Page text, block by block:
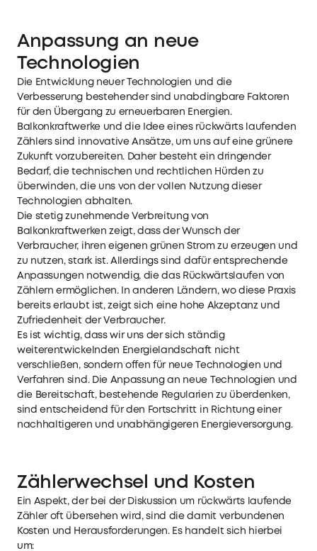
Anpassung an neue
Technologien
Die Entwicklung neuer Technologien und die
Verbesserung bestehender sind unabdingbare Faktoren
für den Übergang zu erneuerbaren Energien.
Balkonkraftwerke und die Idee eines rückwärts laufenden
Zählers sind innovative Ansätze, um uns auf eine grünere
Zukunft vorzubereiten. Daher besteht ein dringender
Bedarf, die technischen und rechtlichen Hürden zu
überwinden, die uns von der vollen Nutzung dieser
Technologien abhalten.
Die stetig zunehmende Verbreitung von
Balkonkraftwerken zeigt, dass der Wunsch der
Verbraucher, ihren eigenen grünen Strom zu erzeugen und
zu nutzen, stark ist. Allerdings sind dafür entsprechende
Anpassungen notwendig, die das Rückwärtslaufen von
Zählern ermöglichen. In anderen Ländern, wo diese Praxis
bereits erlaubt ist, zeigt sich eine hohe Akzeptanz und
Zufriedenheit der Verbraucher.
Es ist wichtig, dass wir uns der sich ständig
weiterentwickelnden Energielandschaft nicht
verschließen, sondern offen für neue Technologien und
Verfahren sind. Die Anpassung an neue Technologien und
die Bereitschaft, bestehende Regularien zu überdenken,
sind entscheidend für den Fortschritt in Richtung einer
nachhaltigeren und unabhängigeren Energieversorgung.
Zählerwechsel und Kosten
Ein Aspekt, der bei der Diskussion um rückwärts laufende
Zähler oft übersehen wird, sind die damit verbundenen
Kosten und Herausforderungen. Es handelt sich hierbei
um: